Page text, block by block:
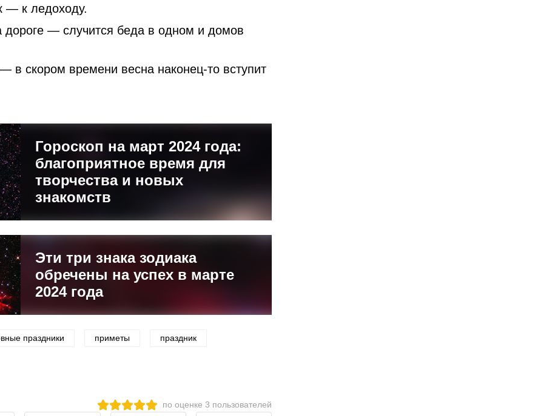
— к ледоходу.
дороге — случится беда в одном и домов
в скором времени весна наконец-то вступит
Гороскоп на март 2024 года:
благоприятное время для
творчества и новых
знакомств
Эти три знака зодиака
обречены на успех в марте
2024 года
праздники приметы праздник
по оценке 3 пользователей